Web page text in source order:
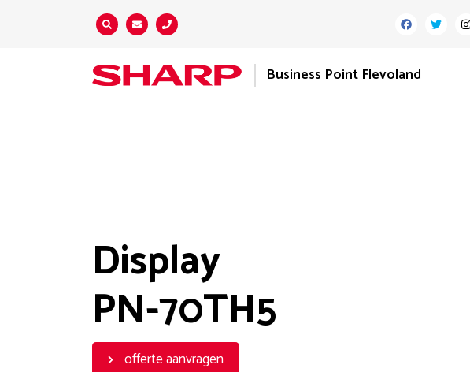
Zoeken...
Business Point Flevoland
Display
PN-70TH5
offerte aanvragen